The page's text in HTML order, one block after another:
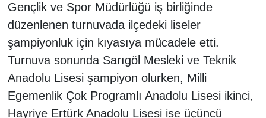
Gençlik ve Spor Müdürlüğü iş birliğinde
düzenlenen turnuvada ilçedeki liseler
şampiyonluk için kıyasıya mücadele etti.
Turnuva sonunda Sarıgöl Mesleki ve Teknik
Anadolu Lisesi şampiyon olurken, Milli
Egemenlik Çok Programlı Anadolu Lisesi ikinci,
Hayriye Ertürk Anadolu Lisesi ise üçüncü